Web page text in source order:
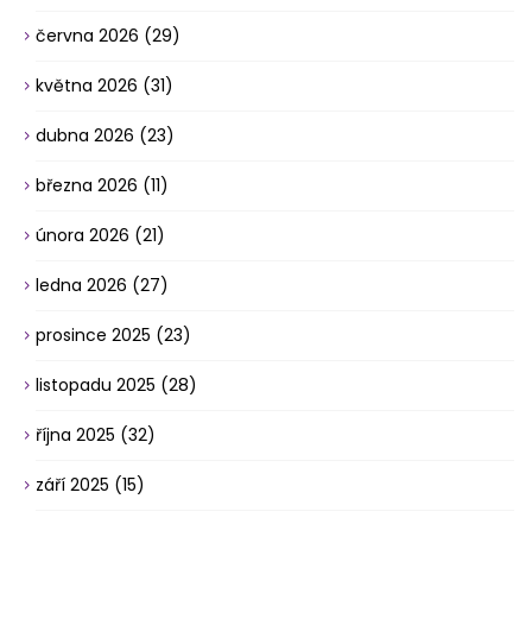
června 2026 (29)
května 2026 (31)
dubna 2026 (23)
března 2026 (11)
února 2026 (21)
ledna 2026 (27)
prosince 2025 (23)
listopadu 2025 (28)
října 2025 (32)
září 2025 (15)